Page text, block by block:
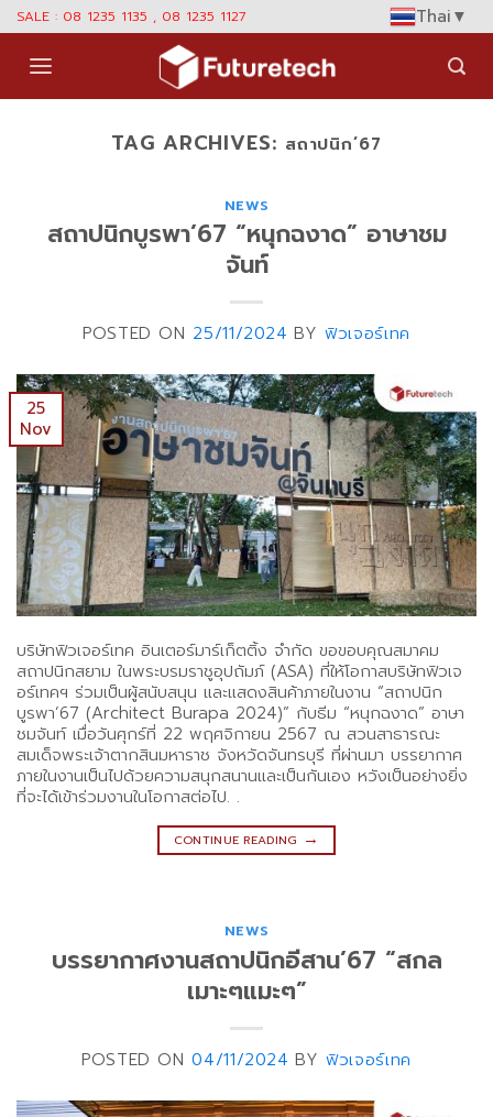
Skip
content
SALE : 08 1235 1135 , 08 1235 1127 Thai▼
TAG ARCHIVES: สถาปนิก’67
NEWS
สถาปนิกบูรพา’67 “หนุกฉงาด” อาษาชม
จันท์
POSTED ON 25/11/2024 BYฟิวเจอร์เทค
25
Nov
บริษัทฟิวเจอร์เทค อินเตอร์มาร์เก็ตติ้ง จำกัด ขอขอบคุณสมาคม
สถาปนิกสยาม ในพระบรมราชูอุปถัมภ์ (ASA) ที่ให้โอกาสบริษัทฟิวเจ
อร์เทคฯ ร่วมเป็นผู้สนับสนุน และแสดงสินค้าภายในงาน “สถาปนิก
บูรพา’67 (Architect Burapa 2024)” กับธีม “หนุกฉงาด” อาษา
ชมจันท์ เมื่อวันศุกร์ที่ 22 พฤศจิกายน 2567 ณ สวนสาธารณะ
สมเด็จพระเจ้าตากสินมหาราช จังหวัดจันทรบุรี ที่ผ่านมา บรรยากาศ
ภายในงานเป็นไปด้วยความสนุกสนานและเป็นกันเอง หวังเป็นอย่างยิ่ง
ที่จะได้เข้าร่วมงานในโอกาสต่อไป. .
CONTINUE READING →
NEWS
บรรยากาศงานสถาปนิกอีสาน’67 “สกล
เมาะๆแมะๆ”
POSTED ON04/11/2024 BYฟิวเจอร์เทค